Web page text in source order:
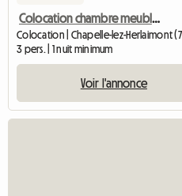
Colocation chambre meublée à 7160 Chapelle Lez Herlaimont
3 pers. | 1 nuit minimum
Voir l'annonce